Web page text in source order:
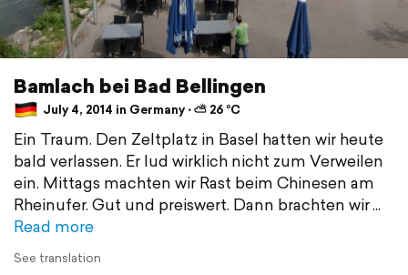
Bamlach bei Bad Bellingen
July 4, 2014 in Germany ⋅ ⛅ 26 °C
Ein Traum. Den Zeltplatz in Basel hatten wir heute
bald verlassen. Er lud wirklich nicht zum Verweilen
ein. Mittags machten wir Rast beim Chinesen am
Rheinufer. Gut und preiswert. Dann brachten wir
Read more
See translation